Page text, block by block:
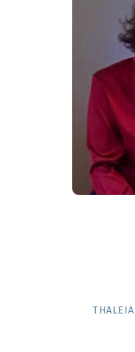
THALEIA